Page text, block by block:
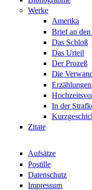
Werke
Amerika
Brief an den
Das Schloß
Das Urteil
Der Prozeß
Die
Erzählungen
In der
Zitate
Aufsätze
Postille
Datenschutz
Impressum